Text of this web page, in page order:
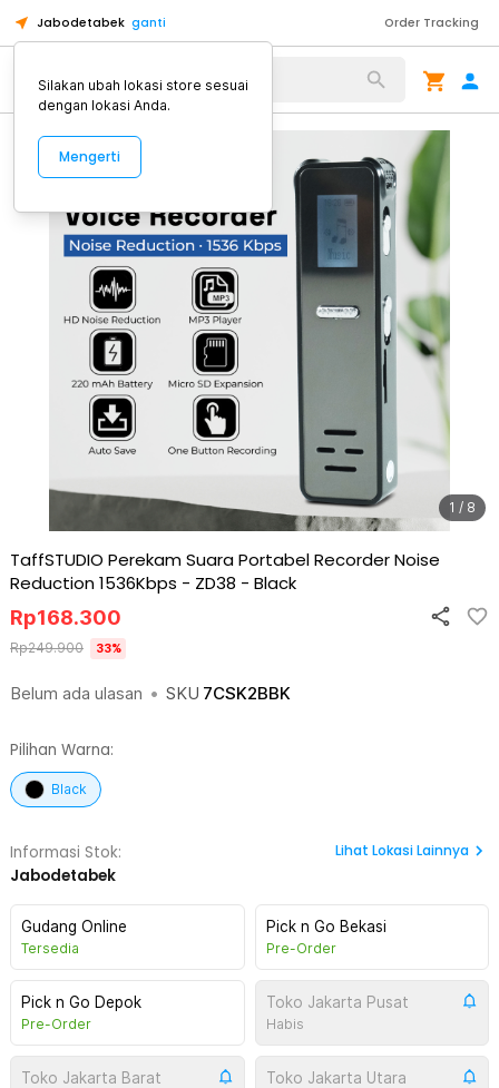
Jabodetabek ganti Order Tracking
Alat Kopi
1 / 8
TaffSTUDIO Perekam Suara Portabel Recorder Noise
Reduction 1536Kbps - ZD38 - Black
Belum ada ulasan • SKU 7CSK2BBK
Rp168.300
Rp249.900 33%
Pilihan Warna:
Black
Informasi Stok:
Jabodetabek
Lihat Lokasi Lainnya
Gudang Online
Tersedia
Pick n Go Bekasi
Pre-Order
Pick n Go Depok
Pre-Order
Toko Jakarta Pusat
Habis
Toko Jakarta Barat Toko Jakarta Utara
Silakan ubah lokasi store sesuai
dengan lokasi Anda.
Mengerti